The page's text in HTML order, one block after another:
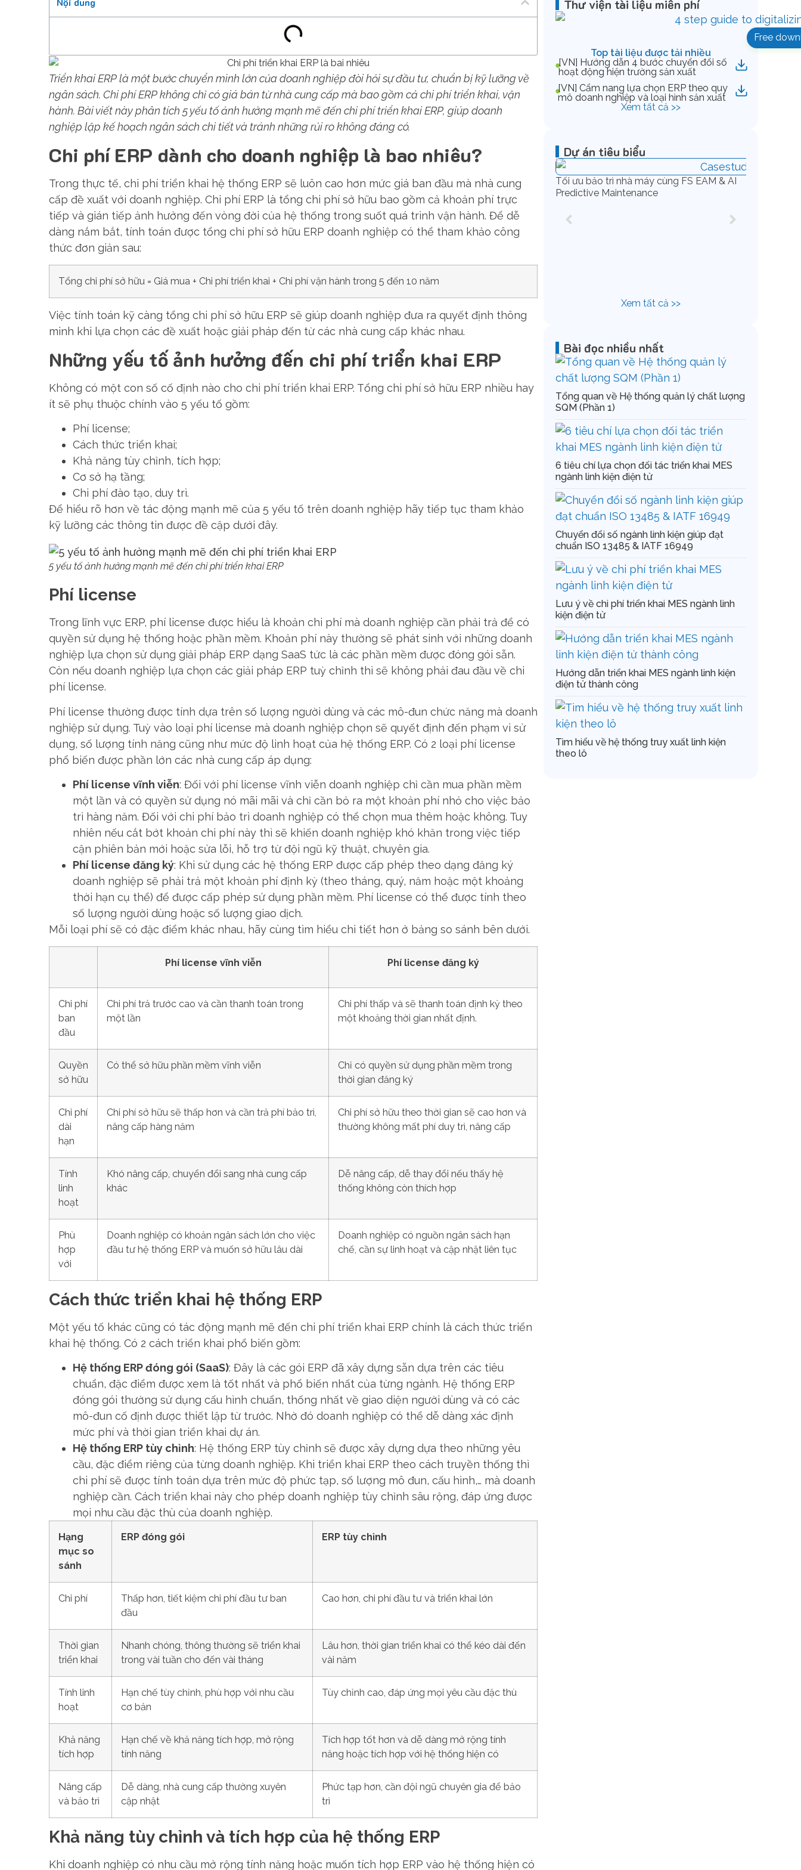
Triển khai ERP là một bước chuyển mình lớn của doanh nghiệp đòi hỏi sự đầu tư, chuẩn bị kỹ lưỡng về
ngân sách. Chi phí ERP không chỉ có giá bán từ nhà cung cấp mà bao gồm cả chi phí triển khai, vận
hành. Bài viết này phân tích 5 yếu tố ảnh hưởng mạnh mẽ đến chi phí triển khai ERP, giúp doanh
nghiệp lập kế hoạch ngân sách chi tiết và tránh những rủi ro không đáng có.
Chi phí ERP dành cho doanh nghiệp là bao nhiêu?
Trong thực tế, chi phí triển khai hệ thống ERP sẽ luôn cao hơn mức giá ban đầu mà nhà cung
cấp đề xuất với doanh nghiệp. Chi phí ERP là tổng chi phí sở hữu bao gồm cả khoản phí trực
tiếp và gián tiếp ảnh hưởng đến vòng đời của hệ thống trong suốt quá trình vận hành. Để dễ
dàng nắm bắt, tính toán được tổng chi phí sở hữu ERP doanh nghiệp có thể tham khảo công
thức đơn giản sau:
Tổng chi phí sở hữu = Giá mua + Chi phí triển khai + Chi phí vận hành trong 5 đến 10 năm
Việc tính toán kỹ càng tổng chi phí sở hữu ERP sẽ giúp doanh nghiệp đưa ra quyết định thông
minh khi lựa chọn các đề xuất hoặc giải pháp đến từ các nhà cung cấp khác nhau.
Những yếu tố ảnh hưởng đến chi phí triển khai ERP
Không có một con số cố định nào cho chi phí triển khai ERP. Tổng chi phí sở hữu ERP nhiều hay
ít sẽ phụ thuộc chính vào 5 yếu tố gồm:
Phí license;
Cách thức triển khai;
Khả năng tùy chỉnh, tích hợp;
Cơ sở hạ tầng;
Chi phí đào tạo, duy trì.
Để hiểu rõ hơn về tác động mạnh mẽ của 5 yếu tố trên doanh nghiệp hãy tiếp tục tham khảo
kỹ lưỡng các thông tin được đề cập dưới đây.
5 yếu tố ảnh hưởng mạnh mẽ đến chi phí triển khai ERP
Phí license
Trong lĩnh vực ERP, phí license được hiểu là khoản chi phí mà doanh nghiệp cần phải trả để có
quyền sử dụng hệ thống hoặc phần mềm. Khoản phí này thường sẽ phát sinh với những doanh
nghiệp lựa chọn sử dụng giải pháp ERP dạng SaaS tức là các phần mềm được đóng gói sẵn.
Còn nếu doanh nghiệp lựa chọn các giải pháp ERP tuỳ chỉnh thì sẽ không phải đau đầu về chi
phí license.
Phí license thường được tính dựa trên số lượng người dùng và các mô-đun chức năng mà doanh
nghiệp sử dụng. Tuỳ vào loại phí license mà doanh nghiệp chọn sẽ quyết định đến phạm vi sử
dụng, số lượng tính năng cũng như mức độ linh hoạt của hệ thống ERP. Có 2 loại phí license
phổ biến được phần lớn các nhà cung cấp áp dụng:
Phí license vĩnh viễn: Đối với phí license vĩnh viễn doanh nghiệp chỉ cần mua phần mềm
một lần và có quyền sử dụng nó mãi mãi và chỉ cần bỏ ra một khoản phí nhỏ cho việc bảo
trì hàng năm. Đối với chi phí bảo trì doanh nghiệp có thể chọn mua thêm hoặc không. Tuy
nhiên nếu cắt bớt khoản chi phí này thì sẽ khiến doanh nghiệp khó khăn trong việc tiếp
cận phiên bản mới hoặc sửa lỗi, hỗ trợ từ đội ngũ kỹ thuật, chuyên gia.
Phí license đăng ký: Khi sử dụng các hệ thống ERP được cấp phép theo dạng đăng ký
doanh nghiệp sẽ phải trả một khoản phí định kỳ (theo tháng, quý, năm hoặc một khoảng
thời hạn cụ thể) để được cấp phép sử dụng phần mềm. Phí license có thể được tính theo
số lượng người dùng hoặc số lượng giao dịch.
Mỗi loại phí sẽ có đặc điểm khác nhau, hãy cùng tìm hiểu chi tiết hơn ở bảng so sánh bên dưới.
Phí license vĩnh viễn Phí license đăng ký
Chi phí
ban
đầu
Chi phí trả trước cao và cần thanh toán trong
một lần
Chi phí thấp và sẽ thanh toán định kỳ theo
một khoảng thời gian nhất định.
Quyền
sở hữu
Có thể sở hữu phần mềm vĩnh viễn
Chỉ có quyền sử dụng phần mềm trong
thời gian đăng ký
Chi phí
dài
hạn
Chi phí sở hữu sẽ thấp hơn và cần trả phí bảo trì,
nâng cấp hàng năm
Chi phí sở hữu theo thời gian sẽ cao hơn và
thường không mất phí duy trì, nâng cấp
Tính
linh
hoạt
Khó nâng cấp, chuyển đổi sang nhà cung cấp
khác
Dễ nâng cấp, dễ thay đổi nếu thấy hệ
thống không còn thích hợp
Phù
hợp
với
Doanh nghiệp có khoản ngân sách lớn cho việc
đầu tư hệ thống ERP và muốn sở hữu lâu dài
Doanh nghiệp có nguồn ngân sách hạn
chế, cần sự linh hoạt và cập nhật liên tục
Cách thức triển khai hệ thống ERP
Một yếu tố khác cũng có tác động mạnh mẽ đến chi phí triển khai ERP chính là cách thức triển
khai hệ thống. Có 2 cách triển khai phổ biến gồm:
Hệ thống ERP đóng gói (SaaS): Đây là các gói ERP đã xây dựng sẵn dựa trên các tiêu
chuẩn, đặc điểm được xem là tốt nhất và phổ biến nhất của từng ngành. Hệ thống ERP
đóng gói thường sử dụng cấu hình chuẩn, thống nhất về giao diện người dùng và có các
mô-đun cố định được thiết lập từ trước. Nhờ đó doanh nghiệp có thể dễ dàng xác định
mức phí và thời gian triển khai dự án.
Hệ thống ERP tùy chỉnh: Hệ thống ERP tùy chỉnh sẽ được xây dựng dựa theo những yêu
cầu, đặc điểm riêng của từng doanh nghiệp. Khi triển khai ERP theo cách truyền thống thì
chi phí sẽ được tính toán dựa trên mức độ phức tạp, số lượng mô đun, cấu hình,… mà doanh
nghiệp cần. Cách triển khai này cho phép doanh nghiệp tùy chỉnh sâu rộng, đáp ứng được
mọi nhu cầu đặc thù của doanh nghiệp.
Hạng
mục so
sánh
ERP đóng gói ERP tùy chỉnh
Chi phí
Thấp hơn, tiết kiệm chi phí đầu tư ban
đầu
Cao hơn, chi phí đầu tư và triển khai lớn
Thời gian
triển khai
Nhanh chóng, thông thường sẽ triển khai
trong vài tuần cho đến vài tháng
Lâu hơn, thời gian triển khai có thể kéo dài đến
vài năm
Tính linh
hoạt
Hạn chế tùy chỉnh, phù hợp với nhu cầu
cơ bản
Tùy chỉnh cao, đáp ứng mọi yêu cầu đặc thù
Khả năng
tích hợp
Hạn chế về khả năng tích hợp, mở rộng
tính năng
Tích hợp tốt hơn và dễ dàng mở rộng tính
năng hoặc tích hợp với hệ thống hiện có
Nâng cấp
và bảo trì
Dễ dàng, nhà cung cấp thường xuyên
cập nhật
Phức tạp hơn, cần đội ngũ chuyên gia để bảo
trì
Khả năng tùy chỉnh và tích hợp của hệ thống ERP
Khi doanh nghiệp có nhu cầu mở rộng tính năng hoặc muốn tích hợp ERP vào hệ thống hiện có
Thư viện tài liệu miễn phí
Free
Top tài liệu được tải nhiều
[VN] Hướng dẫn 4 bước chuyển đổi số
hoạt động hiện trường sản xuất
[VN] Cẩm nang lựa chọn ERP theo quy
mô doanh nghiệp và loại hình sản xuất
Xem tất cả >>
Dự án tiêu biểu
Tối ưu bảo trì nhà máy cùng FS EAM & AI
Predictive Maintenance
Xem tất cả >>
Bài đọc nhiều nhất
Tổng quan về Hệ thống quản lý chất lượng
SQM (Phần 1)
6 tiêu chí lựa chọn đối tác triển khai MES
ngành linh kiện điện tử
Chuyển đổi số ngành linh kiện giúp đạt
chuẩn ISO 13485 & IATF 16949
Lưu ý về chi phí triển khai MES ngành linh
kiện điện tử
Hướng dẫn triển khai MES ngành linh kiện
điện tử thành công
Tìm hiểu về hệ thống truy xuất linh kiện
theo lô